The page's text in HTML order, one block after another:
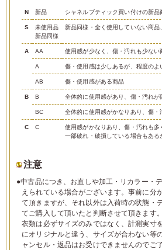
N 新品 シャネルブティック買い付けの新品
S
未使用品
新品同様
新品同様・全く使用していない商
A AA 使用感が少なく、傷・汚れも少ない
A 傷・使用感は少しあるが、程度のよ
AB 傷・使用感がある商品
B B 全体的に使用感があり、傷・汚れが
BC 全体的に使用感がかなりあり、傷・
C C
使用感がかなりあり、傷・汚れも多
一部破れ・破損している場合もあ
注意
●中古品につき、お直しや加工・リカラー・
えられている場合がございます。事前に分
て頂きますが、それ以外は入荷時の状態・
てご購入して頂いたと判断させて頂きます。
衣類は必ずサイズのみではなく、計測実寸
にオリジナルと違う、サイズが合わない等
ャンセル・返品はお受けできませんのでご